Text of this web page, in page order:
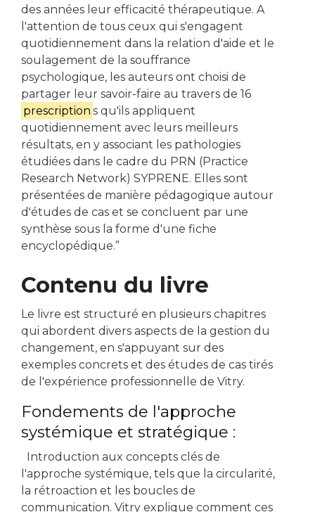
des années leur efficacité thérapeutique. A
l'attention de tous ceux qui s'engagent
quotidiennement dans la relation d'aide et le
soulagement de la souffrance
psychologique, les auteurs ont choisi de
partager leur savoir-faire au travers de 16
prescription s qu'ils appliquent
quotidiennement avec leurs meilleurs
résultats, en y associant les pathologies
étudiées dans le cadre du PRN (Practice
Research Network) SYPRENE. Elles sont
présentées de manière pédagogique autour
d'études de cas et se concluent par une
synthèse sous la forme d'une fiche
encyclopédique.”
Contenu du livre
Le livre est structuré en plusieurs chapitres
qui abordent divers aspects de la gestion du
changement, en s'appuyant sur des
exemples concrets et des études de cas tirés
de l'expérience professionnelle de Vitry.
Fondements de l'approche
systémique et stratégique :
Introduction aux concepts clés de
l'approche systémique, tels que la circularité,
la rétroaction et les boucles de
communication. Vitry explique comment ces